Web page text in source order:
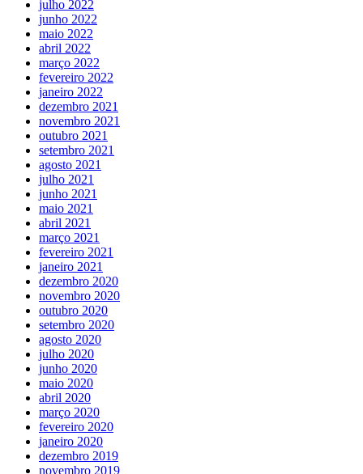
julho 2022
junho 2022
maio 2022
abril 2022
março 2022
fevereiro 2022
janeiro 2022
dezembro 2021
novembro 2021
outubro 2021
setembro 2021
agosto 2021
julho 2021
junho 2021
maio 2021
abril 2021
março 2021
fevereiro 2021
janeiro 2021
dezembro 2020
novembro 2020
outubro 2020
setembro 2020
agosto 2020
julho 2020
junho 2020
maio 2020
abril 2020
março 2020
fevereiro 2020
janeiro 2020
dezembro 2019
novembro 2019